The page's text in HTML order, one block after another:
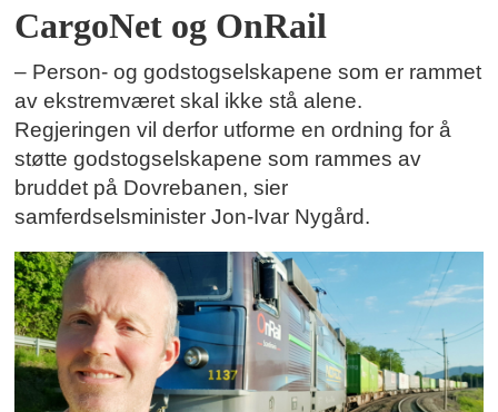
CargoNet og OnRail
– Person- og godstogselskapene som er rammet
av ekstremværet skal ikke stå alene.
Regjeringen vil derfor utforme en ordning for å
støtte godstogselskapene som rammes av
bruddet på Dovrebanen, sier
samferdselsminister Jon-Ivar Nygård.